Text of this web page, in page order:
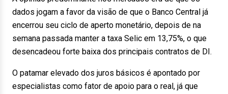
dados jogam a favor da visão de que o Banco Central já
encerrou seu ciclo de aperto monetário, depois de na
semana passada manter a taxa Selic em 13,75%, o que
desencadeou forte baixa dos principais contratos de DI.
O patamar elevado dos juros básicos é apontado por
especialistas como fator de apoio para o real, já que